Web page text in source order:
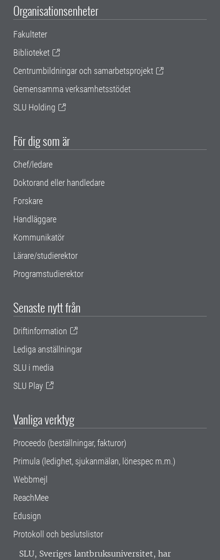
Organisationsenheter
Fakulteter
Biblioteket
Centrumbildningar och samarbetsprojekt
Gemensamma verksamhetsstödet
SLU Holding
För dig som är
Chef/ledare
Doktorand eller handledare
Forskare
Handläggare
Kommunikatör
Lärare/studierektor
Programstudierektor
Senaste nytt från
Driftinformation
Lediga anställningar
SLU i media
SLU Play
Vanliga verktyg
Proceedo (beställningar, fakturor)
Primula (ledighet, sjukanmälan, lönespec m.m.)
Webbmejl
ReachMee
Edusign
Protokoll och beslutslistor
SLU, Sveriges lantbruksuniversitet, har